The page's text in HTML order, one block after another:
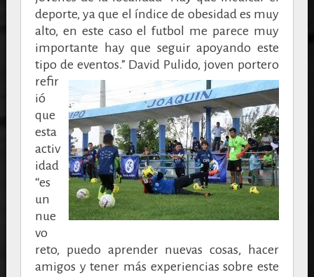
deporte, ya que el índice de obesidad es muy
alto, en este caso el futbol me parece muy
importante hay que seguir apoyando este
tipo de eventos.” David Pulido, joven portero
refir
ió
que
esta
activ
idad
“es
un
nue
vo
reto, puedo aprender nuevas cosas, hacer
amigos y tener más experiencias sobre este